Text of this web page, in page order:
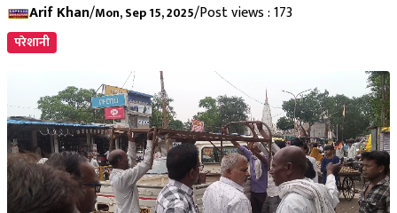
Arif Khan/Mon, Sep 15, 2025/Post views : 173
परेशानी